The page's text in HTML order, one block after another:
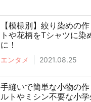
【模様別】絞り染めの
トや花柄をTシャツに染
に！
エンタメ 2021.08.25
手縫いで簡単な小物の
ルトやミシン不要な小